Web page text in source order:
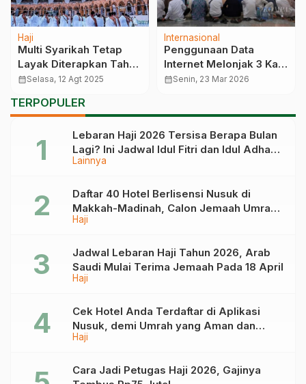
Haji
Multi Syarikah Tetap
Layak Diterapkan Tahun
Depan, Wamenag:
Emberkasih
calendar_monthSelasa, 12 Agt 2025
Internasional
Penggunaan Data
Internet Melonjak 3 Kali
Lipat dari Normal di
calendar_monthSenin, 23 Mar 2026
TERPOPULER
Lainnya
Lebaran Haji 2026 Tersisa Berapa Bulan
Lagi? Ini Jadwal Idul Fitri dan Idul Adha
Tahun Depan
Haji
Daftar 40 Hotel Berlisensi Nusuk di
Makkah-Madinah, Calon Jemaah Umrah
Cek di Sini
Haji
Jadwal Lebaran Haji Tahun 2026, Arab
Saudi Mulai Terima Jemaah Pada 18 April
Haji
Cek Hotel Anda Terdaftar di Aplikasi
Nusuk, demi Umrah yang Aman dan
Tidak Dimanipulasi
Cara Jadi Petugas Haji 2026, Gajinya